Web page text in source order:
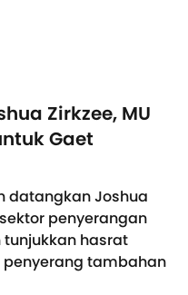
Zirkzee, MU
Gaet
datangkan Joshua
penyerangan
hasrat
tambahan